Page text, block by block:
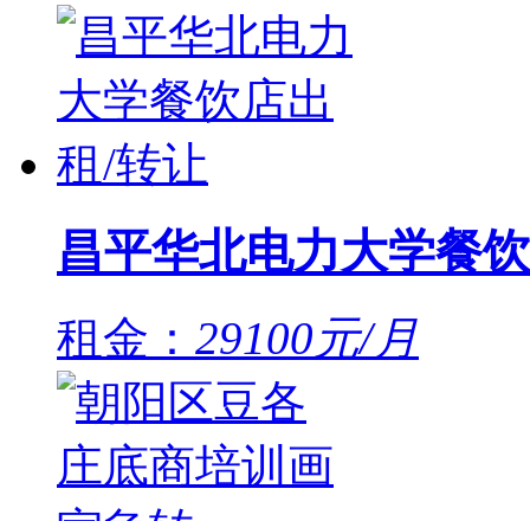
昌平华北电力大学餐
租金： 29100元/月